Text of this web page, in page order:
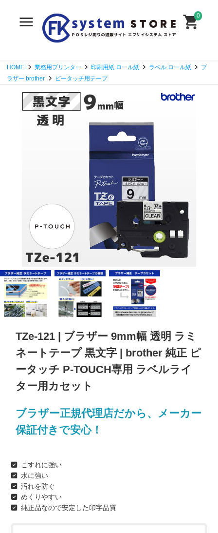
0
HOME 業務用プリンター 印刷用紙 ロール紙 ラベル ロール紙
ブ
ラザー brother
ピータッチ用テープ
TZe-121 | ブラザー 9mm幅 透明 ラミ
ネートテープ 黒文字 | brother 純正 ピ
ータッチ P-TOUCH専用 ラベルライ
ター用カセット
ブラザー正規代理店だから、メーカー
保証付きで安心！
こすれに強い
水に強い
汚れを防ぐ
めくりやすい
純正品なので安定した印字品質